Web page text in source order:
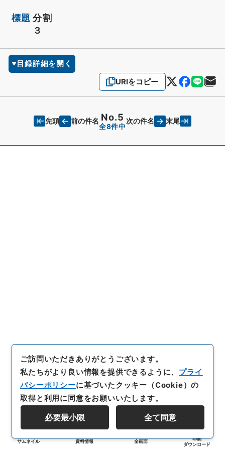
標題 分割
３
目録詳細を開く
URIをコピー
先頭 前の件名 No.5
全8件中
次の件名 末尾
サムネイル 資料情報 全画面
印刷
ダウンロード
ご訪問いただきありがとうございます。
私たちがより良い情報を提供できるように、 プライ
バシーポリシーに基づいたクッキー（Cookie）の
取得と利用に同意をお願いいたします。
必要最小限 全て同意